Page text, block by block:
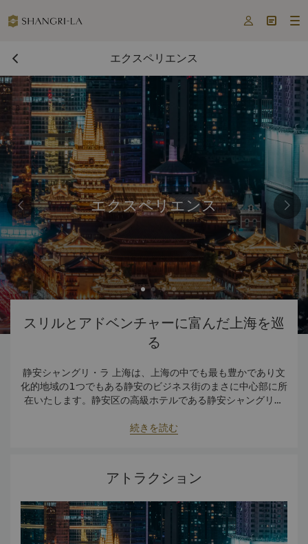
  
エクスペリエンス
エクスペリエンス
スリルとアドベンチャーに富んだ上海を巡
る
静安シャングリ・ラ 上海は、上海の中でも最も豊かであり文
化的地域の1つでもある静安のビジネス街のまさに中心部に所
在いたします。静安区の高級ホテルである静安シャングリ・
優雅で快適なご滞在をお楽しみいただけるよう、優れたサー
上海観光局ウェブサイト
続きを読む
アトラクション